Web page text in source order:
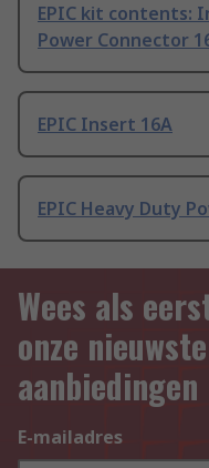
EPIC kit contents:
Power Connector
EPIC Insert 16A
EPIC Heavy Duty
Wees als
onze
aanbiedingen
E-mailadres